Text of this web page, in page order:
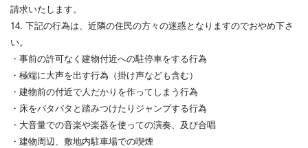
請求いたします。
14. 下記の行為は、近隣の住民の方々の迷惑となりますのでおやめ下さ
い。
・事前の許可なく建物付近への駐停車をする行為
・極端に大声を出す行為（掛け声なども含む）
・建物前の付近で人だかりを作ってしまう行為
・床をバタバタと踏みつけたりジャンプする行為
・大音量での音楽や楽器を使っての演奏、及び合唱
・建物周辺、敷地内駐車場での喫煙